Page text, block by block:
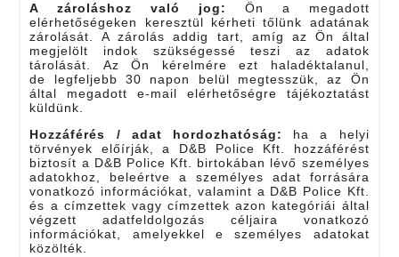
A zároláshoz való jog:
Ön a megadott
elérhetőségeken keresztül kérheti tőlünk adatának
zárolását. A zárolás addig tart, amíg az Ön által
megjelölt indok szükségessé teszi az adatok
tárolását. Az Ön kérelmére ezt haladéktalanul,
de legfeljebb 30 napon belül megtesszük, az Ön
által megadott e-mail elérhetőségre tájékoztatást
küldünk.
Hozzáférés / adat hordozhatóság:
ha a helyi
törvények előírják, a D&B Police Kft. hozzáférést
biztosít a D&B Police Kft. birtokában lévő személyes
adatokhoz, beleértve a személyes adat forrására
vonatkozó információkat, valamint a D&B Police Kft.
és a címzettek vagy címzettek azon kategóriái által
végzett adatfeldolgozás céljaira vonatkozó
információkat, amelyekkel e személyes adatokat
közölték.